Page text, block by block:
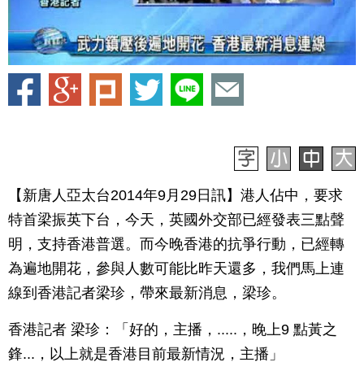
【新唐人亞太台2014年9月29日訊】港人佔中，要求
特首梁振英下台，今天，英國外交部已經發表三點聲
明，支持香港普選。而今晚香港的抗爭行動，已經轉
為遍地開花，參與人數可能比昨天還多，我們馬上連
線到香港記者梁珍，帶來最新消息，梁珍。
香港記者 梁珍：「好的，主播，.....，晚上9 點黃之
鋒...，以上就是香港目前最新情況，主播」